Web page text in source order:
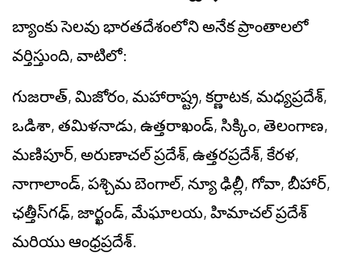
బ్యాంకు సెలవు భారతదేశంలోని అనేక ప్రాంతాలలో
వర్తిస్తుంది, వాటిలో:
గుజరాత్, మిజోరం, మహారాష్ట్ర, కర్ణాటక, మధ్యప్రదేశ్,
ఒడిశా, తమిళనాడు, ఉత్తరాఖండ్, సిక్కిం, తెలంగాణ,
మణిపూర్, అరుణాచల్ ప్రదేశ్, ఉత్తరప్రదేశ్, కేరళ,
నాగాలాండ్, పశ్చిమ బెంగాల్, న్యూ ఢిల్లీ, గోవా, బీహార్,
ఛత్తీస్‌గఢ్, జార్ఖండ్, మేఘాలయ, హిమాచల్ ప్రదేశ్
మరియు ఆంధ్రప్రదేశ్.